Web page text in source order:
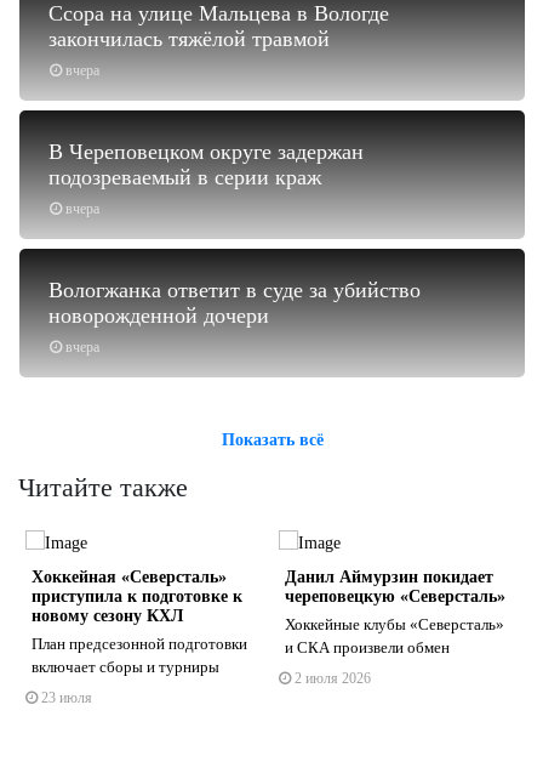
вчера
Ссора на улице Мальцева в Вологде
закончилась тяжёлой травмой
вчера
В Череповецком округе задержан
подозреваемый в серии краж
вчера
Вологжанка ответит в суде за убийство
новорожденной дочери
Показать всё
Читайте также
Хоккейная «Северсталь»
приступила к подготовке к
новому сезону КХЛ
План предсезонной подготовки
включает сборы и турниры
23 июля
Данил Аймурзин покидает
череповецкую «Северсталь»
️Хоккейные клубы «Северсталь»
и СКА произвели обмен
2 июля 2026